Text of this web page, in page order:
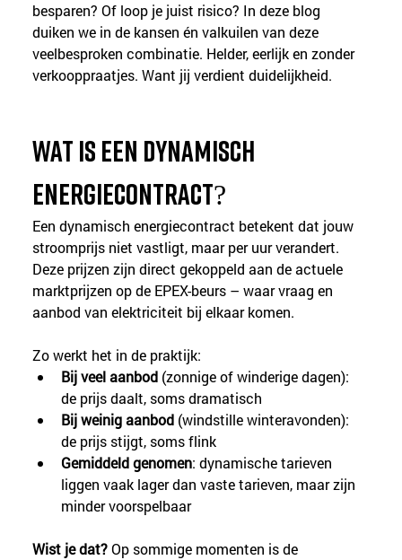
besparen? Of loop je juist risico? In deze blog
duiken we in de kansen én valkuilen van deze
veelbesproken combinatie. Helder, eerlijk en zonder
verkooppraatjes. Want jij verdient duidelijkheid.
Wat is een dynamisch
energiecontract?
Een dynamisch energiecontract betekent dat jouw
stroomprijs niet vastligt, maar per uur verandert.
Deze prijzen zijn direct gekoppeld aan de actuele
marktprijzen op de EPEX-beurs – waar vraag en
aanbod van elektriciteit bij elkaar komen.
Zo werkt het in de praktijk:
Bij veel aanbod (zonnige of winderige dagen):
de prijs daalt, soms dramatisch
Bij weinig aanbod (windstille winteravonden):
de prijs stijgt, soms flink
Gemiddeld genomen: dynamische tarieven
liggen vaak lager dan vaste tarieven, maar zijn
minder voorspelbaar
Wist je dat? Op sommige momenten is de